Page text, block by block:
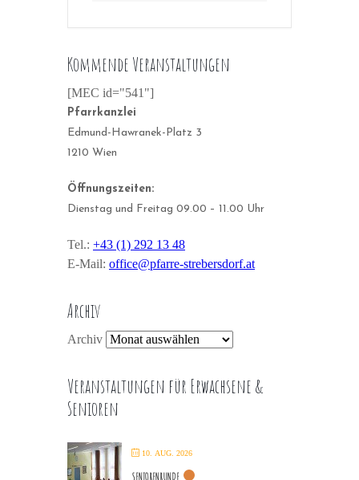
Kommende Veranstaltungen
[MEC id="541"]
Pfarrkanzlei
Edmund-Hawranek-Platz 3
1210 Wien
Öffnungszeiten:
Dienstag und Freitag 09.00 – 11.00 Uhr
Tel.: +43 (1) 292 13 48
E-Mail: office@pfarre-strebersdorf.at
Archiv
Archiv
Veranstaltungen für Erwachsene &
Senioren
10. AUG. 2026
SENIORENRUNDE